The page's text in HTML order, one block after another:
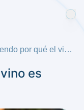
Entendiendo por qué el vino es tóxico para los gatos
es